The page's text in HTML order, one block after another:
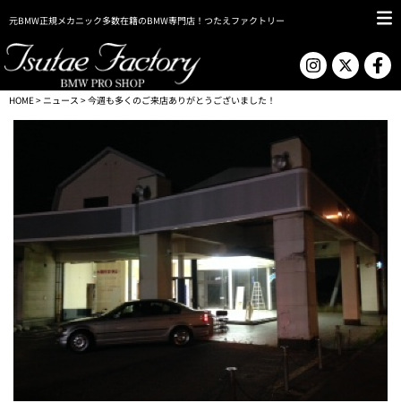
元BMW正規メカニック多数在籍のBMW専門店！つたえファクトリー
HOME> ニュース > 今週も多くのご来店ありがとうございました！